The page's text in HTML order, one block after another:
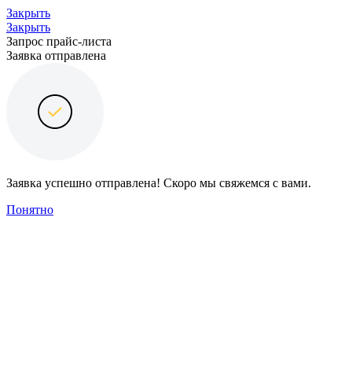
Закрыть
Закрыть
Запрос прайс-листа
Заявка отправлена
Заявка успешно отправлена! Скоро мы свяжемся с вами.
Понятно